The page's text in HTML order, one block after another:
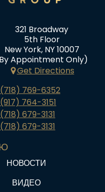
321 Broadway
5th Floor
New York, NY 10007
Appointment Only)
Get Directions
769-6352
764-3151
679-3131
679-3131
НОВОСТИ
ВИДЕО